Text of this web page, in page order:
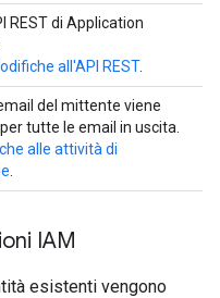
REST di Application
all'API REST.
del mittente viene
tutte le email in uscita.
alle attività di
IAM
esistenti vengono